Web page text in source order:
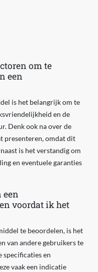
om te
een
is het belangrijk om te
en de
Denk ook na over de
presenteren, omdat dit
is het verstandig om
en eventuele garanties
voordat ik het
te beoordelen, is het
van andere gebruikers te
specificaties en
vaak een indicatie